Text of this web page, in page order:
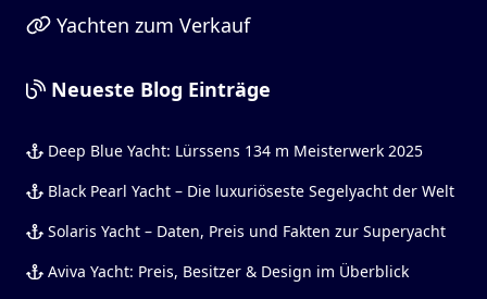
Yachten zum Verkauf
Neueste Blog Einträge
Deep Blue Yacht: Lürssens 134 m Meisterwerk 2025
Black Pearl Yacht – Die luxuriöseste Segelyacht der Welt
Solaris Yacht – Daten, Preis und Fakten zur Superyacht
Aviva Yacht: Preis, Besitzer & Design im Überblick